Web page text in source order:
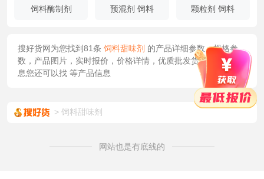
饲料酶制剂 预混剂 饲料 颗粒剂 饲料
搜好货网为您找到81条 饲料甜味剂 的产品详细参数，规格参
数，产品图片，实时报价，价格详情，优质批发货源/供应等信
息您还可以找 等产品信息
饲料甜味剂
网站也是有底线的